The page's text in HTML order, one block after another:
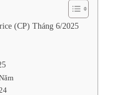
(CP) Tháng 6/2025